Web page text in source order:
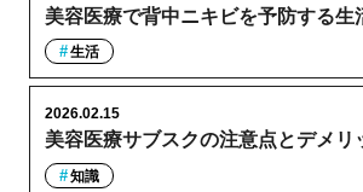
美容医療で背中ニキビを予防する生
生活
美容医療サブスクの注意点とデメリ
2026.02.15
知識